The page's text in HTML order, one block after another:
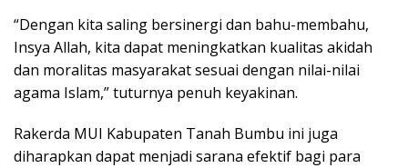
“Dengan kita saling bersinergi dan bahu-membahu,
Insya Allah, kita dapat meningkatkan kualitas akidah
dan moralitas masyarakat sesuai dengan nilai-nilai
agama Islam,” tuturnya penuh keyakinan.
Rakerda MUI Kabupaten Tanah Bumbu ini juga
diharapkan dapat menjadi sarana efektif bagi para